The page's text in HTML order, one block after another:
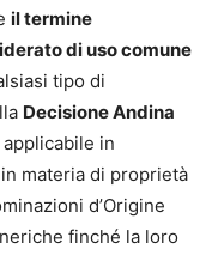
il termine
di uso comune
tipo di
Decisione Andina
in
materia di proprietà
d’Origine
finché la loro